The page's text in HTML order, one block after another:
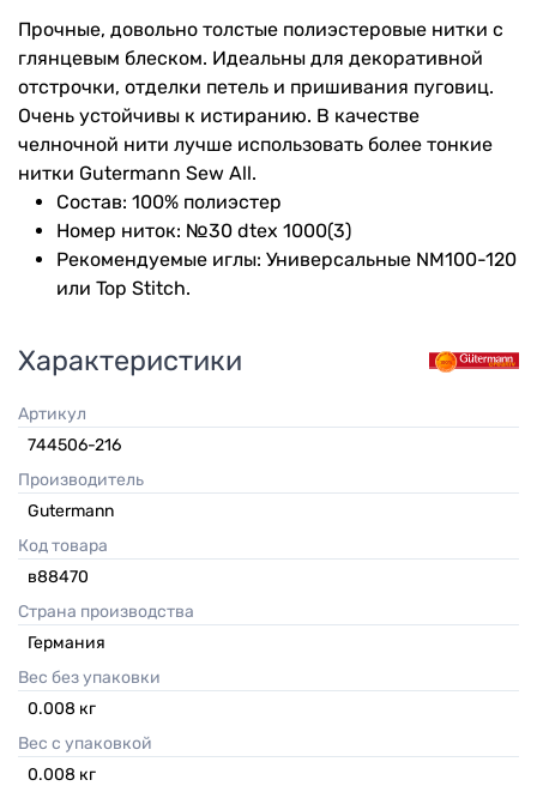
Прочные, довольно толстые полиэстеровые нитки с
глянцевым блеском. Идеальны для декоративной
отстрочки, отделки петель и пришивания пуговиц.
Очень устойчивы к истиранию. В качестве
челночной нити лучше использовать более тонкие
нитки Gutermann Sew All.
Состав: 100% полиэстер
Номер ниток: №30 dtex 1000(3)
Рекомендуемые иглы: Универсальные NM100-120
или Top Stitch.
Характеристики
Артикул
744506-216
Производитель
Gutermann
Код товара
в88470
Страна производства
Германия
Вес без упаковки
0.008 кг
Вес с упаковкой
0.008 кг